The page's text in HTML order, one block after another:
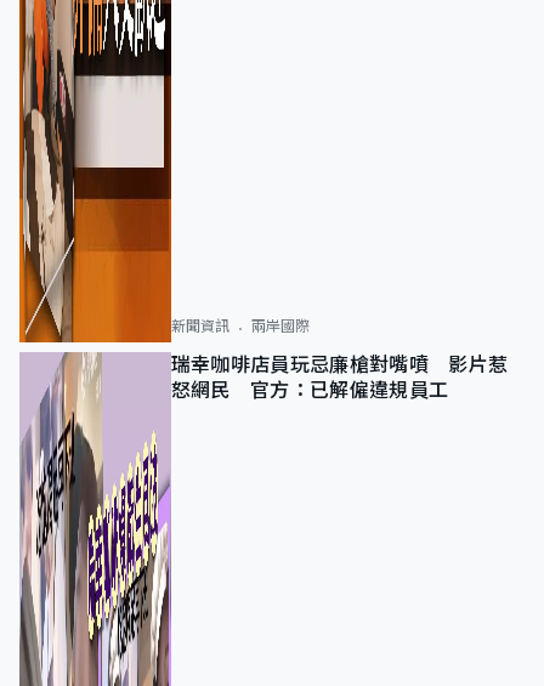
新聞資訊 兩岸國際
瑞幸咖啡店員玩忌廉槍對嘴噴 影片惹
怒網民 官方：已解僱違規員工